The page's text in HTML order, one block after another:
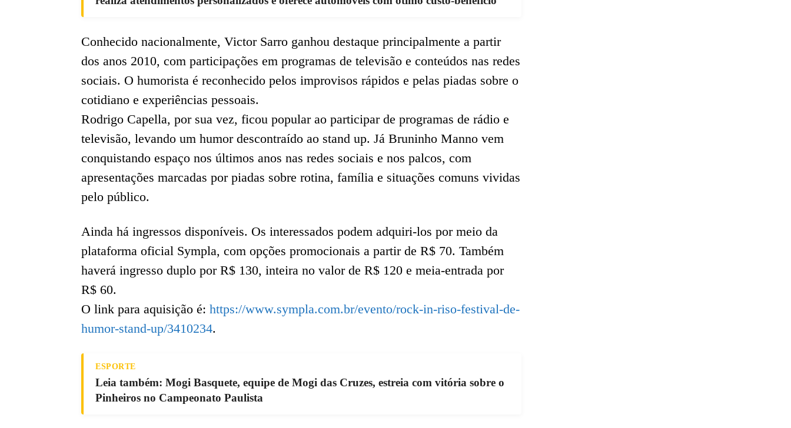
Conhecido nacionalmente, Victor Sarro ganhou destaque principalmente a partir
dos anos 2010, com participações em programas de televisão e conteúdos nas redes
sociais. O humorista é reconhecido pelos improvisos rápidos e pelas piadas sobre o
cotidiano e experiências pessoais.
Rodrigo Capella, por sua vez, ficou popular ao participar de programas de rádio e
televisão, levando um humor descontraído ao stand up. Já Bruninho Manno vem
conquistando espaço nos últimos anos nas redes sociais e nos palcos, com
apresentações marcadas por piadas sobre rotina, família e situações comuns vividas
pelo público.
Ainda há ingressos disponíveis. Os interessados podem adquiri-los por meio da
plataforma oficial Sympla, com opções promocionais a partir de R$ 70. Também
haverá ingresso duplo por R$ 130, inteira no valor de R$ 120 e meia-entrada por
R$ 60.
O link para aquisição é: https://www.sympla.com.br/evento/rock-in-riso-festival-de-
humor-stand-up/3410234.
ESPORTE
Leia também: Mogi Basquete, equipe de Mogi das Cruzes, estreia com vitória sobre o
Pinheiros no Campeonato Paulista